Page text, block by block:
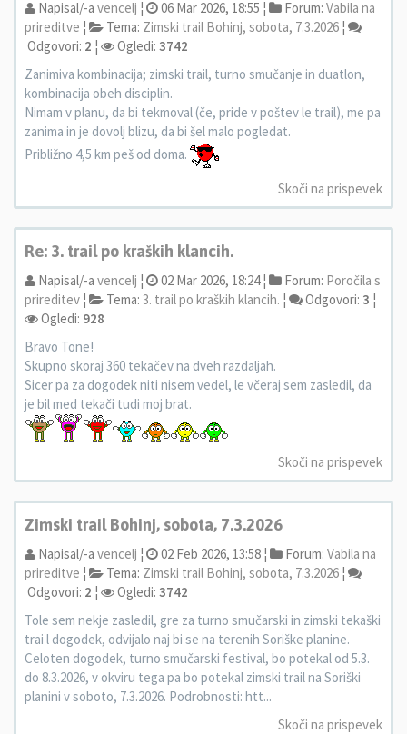
Napisal/-a vencelj ¦ 06 Mar 2026, 18:55 ¦ Forum: Vabila na
prireditve ¦ Tema: Zimski trail Bohinj, sobota, 7.3.2026 ¦
Odgovori: 2 ¦ Ogledi: 3742
Zanimiva kombinacija; zimski trail, turno smučanje in duatlon,
kombinacija obeh disciplin.
Nimam v planu, da bi tekmoval (če, pride v poštev le trail), me pa
zanima in je dovolj blizu, da bi šel malo pogledat.
Približno 4,5 km peš od doma.
Skoči na prispevek
Re: 3. trail po kraških klancih.
Napisal/-a vencelj ¦ 02 Mar 2026, 18:24 ¦ Forum: Poročila s
prireditev ¦ Tema: 3. trail po kraških klancih. ¦ Odgovori: 3 ¦
Ogledi: 928
Bravo Tone!
Skupno skoraj 360 tekačev na dveh razdaljah.
Sicer pa za dogodek niti nisem vedel, le včeraj sem zasledil, da
je bil med tekači tudi moj brat.
Skoči na prispevek
Zimski trail Bohinj, sobota, 7.3.2026
Napisal/-a vencelj ¦ 02 Feb 2026, 13:58 ¦ Forum: Vabila na
prireditve ¦ Tema: Zimski trail Bohinj, sobota, 7.3.2026 ¦
Odgovori: 2 ¦ Ogledi: 3742
Tole sem nekje zasledil, gre za turno smučarski in zimski tekaški
trai l dogodek, odvijalo naj bi se na terenih Soriške planine.
Celoten dogodek, turno smučarski festival, bo potekal od 5.3.
do 8.3.2026, v okviru tega pa bo potekal zimski trail na Soriški
planini v soboto, 7.3.2026. Podrobnosti: htt...
Skoči na prispevek